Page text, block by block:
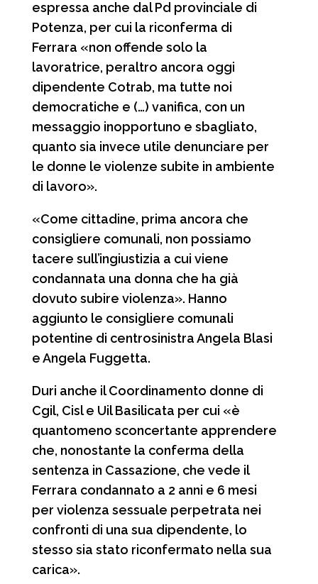
espressa anche dal Pd provinciale di
Potenza, per cui la riconferma di
Ferrara «non offende solo la
lavoratrice, peraltro ancora oggi
dipendente Cotrab, ma tutte noi
democratiche e (…) vanifica, con un
messaggio inopportuno e sbagliato,
quanto sia invece utile denunciare per
le donne le violenze subite in ambiente
di lavoro».
«Come cittadine, prima ancora che
consigliere comunali, non possiamo
tacere sull’ingiustizia a cui viene
condannata una donna che ha già
dovuto subire violenza». Hanno
aggiunto le consigliere comunali
potentine di centrosinistra Angela Blasi
e Angela Fuggetta.
Duri anche il Coordinamento donne di
Cgil, Cisl e Uil Basilicata per cui «è
quantomeno sconcertante apprendere
che, nonostante la conferma della
sentenza in Cassazione, che vede il
Ferrara condannato a 2 anni e 6 mesi
per violenza sessuale perpetrata nei
confronti di una sua dipendente, lo
stesso sia stato riconfermato nella sua
carica».